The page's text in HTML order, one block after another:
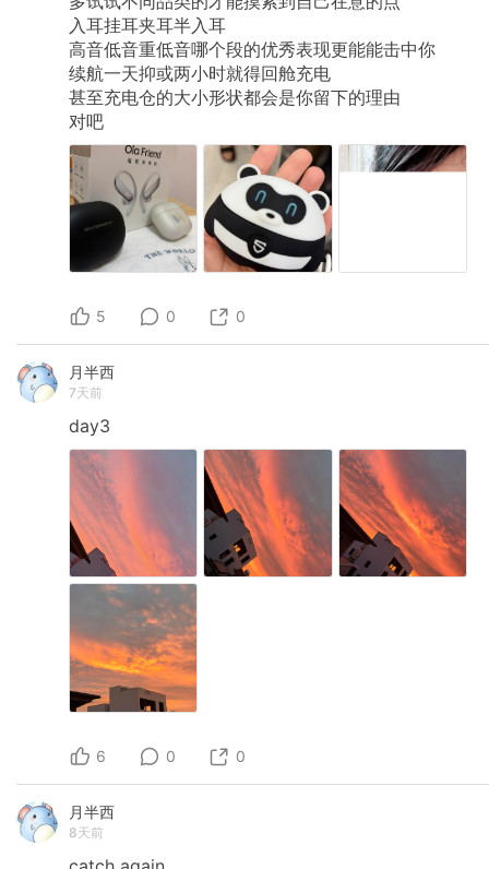
入耳挂耳夹耳半入耳
高音低音重低音哪个段的优秀表现更能能击中你
续航一天抑或两小时就得回舱充电
甚至充电仓的大小形状都会是你留下的理由
对吧
5 0 0
月半西
7天前
day3
6 0 0
月半西
8天前